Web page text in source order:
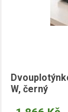
W, černý